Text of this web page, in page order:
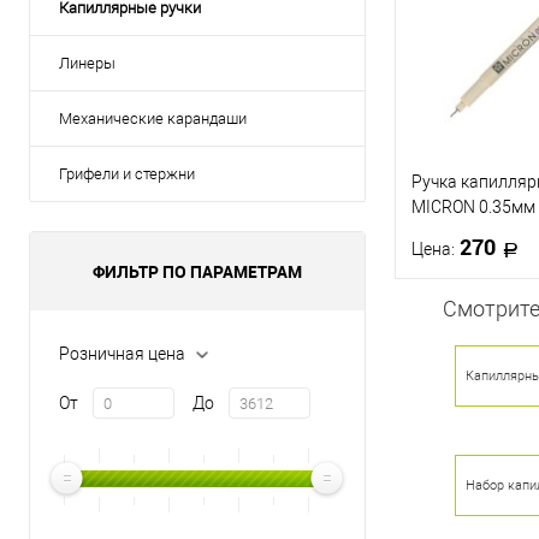
Капиллярные ручки
Линеры
Механические карандаши
Грифели и стержни
ФИЛЬТР ПО ПАРАМЕТРАМ
Розничная цена
От До
Ручка
MICRON
Цена: 270
В
Купить в 1
Набор